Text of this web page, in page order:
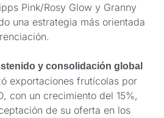
Pink/Rosy Glow y Granny
una estrategia más orientada
y consolidación global
exportaciones frutícolas por
con un crecimiento del 15%,
de su oferta en los